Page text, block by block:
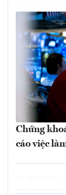
Chứng
cáo việc